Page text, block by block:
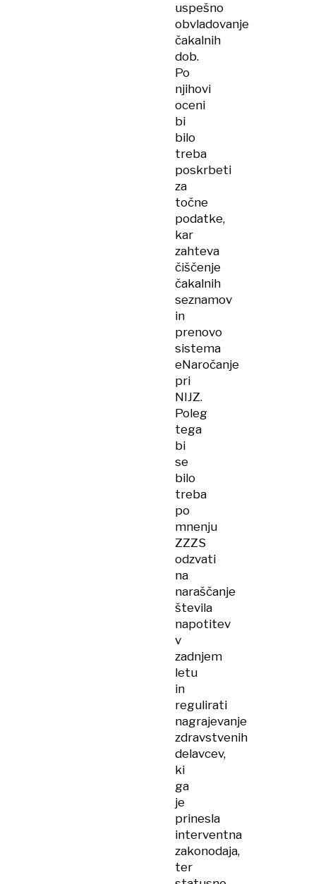
uspešno
obvladovanje
čakalnih
dob.
Po
njihovi
oceni
bi
bilo
treba
poskrbeti
za
točne
podatke,
kar
zahteva
čiščenje
čakalnih
seznamov
in
prenovo
sistema
eNaročanje
pri
NIJZ.
Poleg
tega
bi
se
bilo
treba
po
mnenju
ZZZS
odzvati
na
naraščanje
števila
napotitev
v
zadnjem
letu
in
regulirati
nagrajevanje
zdravstvenih
delavcev,
ki
ga
je
prinesla
interventna
zakonodaja,
ter